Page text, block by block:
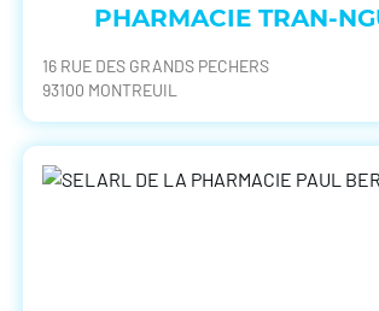
PHARMACIE TRAN-
16 RUE DES GRANDS PECHERS
93100 MONTREUIL